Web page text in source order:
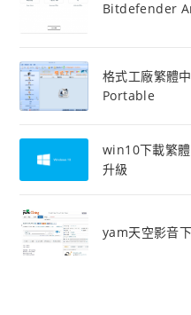
Bitdefender
格式工廠繁體
Portable
win10下載繁
升級
yam天空影音